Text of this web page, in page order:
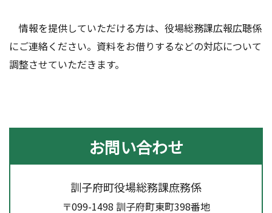
情報を提供していただける方は、役場総務課広報広聴係
にご連絡ください。資料をお借りするなどの対応について
調整させていただきます。
お問い合わせ
訓子府町役場総務課庶務係
〒099-1498 訓子府町東町398番地